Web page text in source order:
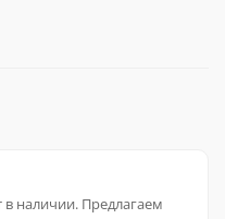
наличии. Предлагаем